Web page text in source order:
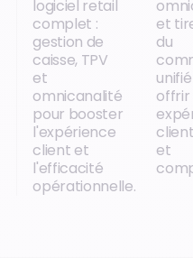
logiciel retail
complet :
gestion de
caisse, TPV
et
omnicanalité
pour booster
l'expérience
client et
l'efficacité
opérationnelle.
et
du
offrir
et